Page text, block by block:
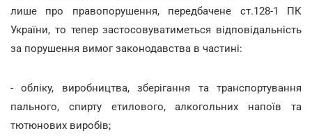
лише про правопорушення, передбачене ст.128-1 ПК
України, то тепер застосовуватиметься відповідальність
за порушення вимог законодавства в частині:
- обліку, виробництва, зберігання та транспортування
пального, спирту етилового, алкогольних напоїв та
тютюнових виробів;